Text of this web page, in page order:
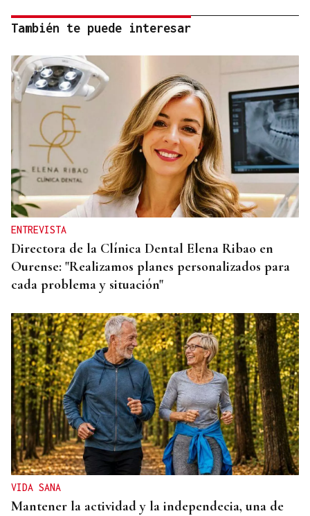
También te puede interesar
ENTREVISTA
Directora de la Clínica Dental Elena Ribao en
Ourense: "Realizamos planes personalizados para
cada problema y situación"
VIDA SANA
Mantener la actividad y la independecia, una de